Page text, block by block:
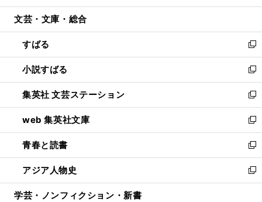
開
ウ
開
く
ン
ウ
で
開
く
ウ
ン
ド
ウ
で
開
く
文芸・文庫・総合
すばる
新
し
い
ウ
ィ
ン
ド
ウ
で
開
く
小説すばる
新
し
い
ウ
ィ
ン
ド
ウ
で
開
集英社 文芸ステーション
新
し
い
ウ
ィ
ン
ド
ウ
web 集英社文庫
新
し
い
ウ
ィ
ン
青春と読書
新
し
い
ウ
アジア人物史
新
し
学芸・ノンフィクション・新書